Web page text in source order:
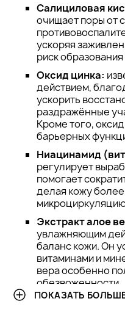
Салициловая
очищает поры от
ускоряя
риск
Оксид цинка:
действием,
ускорить
раздражённые
Кроме того,
барьерных
Ниацинамид
регулирует
помогает
делая кожу
Экстракт алое
увлажняющим
баланс кожи. Он
витаминами и
вера особенно
обезвоженности.
Витамин Е:
ПОКАЗАТЬ